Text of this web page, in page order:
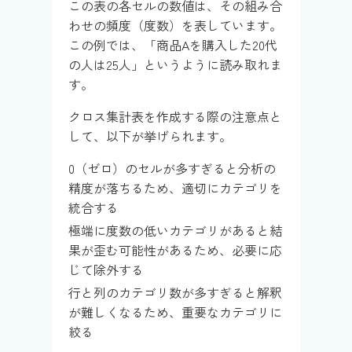
この表の各セルの数値は、その組み合
わせの頻度（度数）を表しています。
この例では、「商品Aを購入した20代
の人は25人」というように読み取れま
す。
クロス集計表を作成する際の注意点と
して、以下が挙げられます。
0（ゼロ）のセルが多すぎると分析の
精度が落ちるため、適切にカテゴリを
統合する
極端に度数の低いカテゴリがあると結
果が歪む可能性があるため、必要に応
じて除外する
行と列のカテゴリ数が多すぎると解釈
が難しくなるため、重要なカテゴリに
絞る